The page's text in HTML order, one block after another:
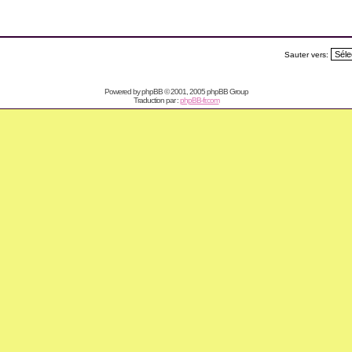
Sauter vers:
Powered byphpBB© 2001, 2005 phpBB Group
Traduction par :phpBB-fr.com